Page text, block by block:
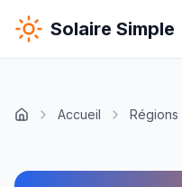
Solaire Simple
Accueil Régions